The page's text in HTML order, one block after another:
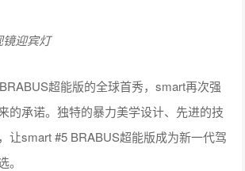
镜迎宾灯
超能版的全球首秀，smart再次强
的承诺。独特的暴力美学设计、先进的技
让smart #5 BRABUS超能版成为新一代驾